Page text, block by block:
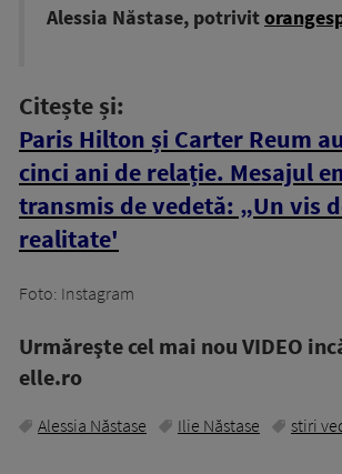
Alessia Năstase, potrivit
Citește și:
Paris Hilton și Carter Reum
cinci ani de relație. Mesajul
transmis de vedetă: „Un vis
realitate'
Foto: Instagram
Urmăreşte cel mai nou VIDEO
elle.ro
Alessia Năstase Ilie Năstase stiri